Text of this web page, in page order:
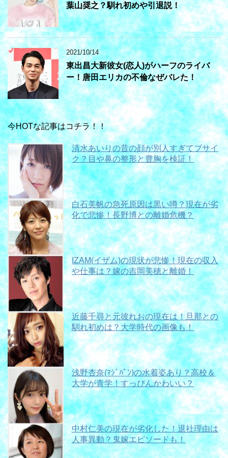
葉山奨之？馴れ初めや引退説！
2021/10/14
東出昌大新彼女(恋人)がハーフのライバ
ー！唐田エリカの不倫なぜバレた！
今HOTな記事はコチラ！！
清水あいりの昔の顔が別人すぎてブサイ
ク？目や鼻の整形と豊胸を検証！
白石美帆の急死原因は黒い噂？現在が劣
化で悲惨！長野博との離婚危機？
IZAM(イザム)の現状が悲惨！現在の収入
や仕事は？嫁の吉岡美穂と離婚！
近藤千尋と元彼れおの現在は！旦那との
馴れ初めは？大学時代の画像も！
浅野杏奈(ﾏｼﾞﾊﾟﾝ)の水着姿あり？高校＆
大学が青学！すっぴんかわいい？
中村仁美の現在が劣化した！退社理由は
人事異動？鬼嫁エピソードも！